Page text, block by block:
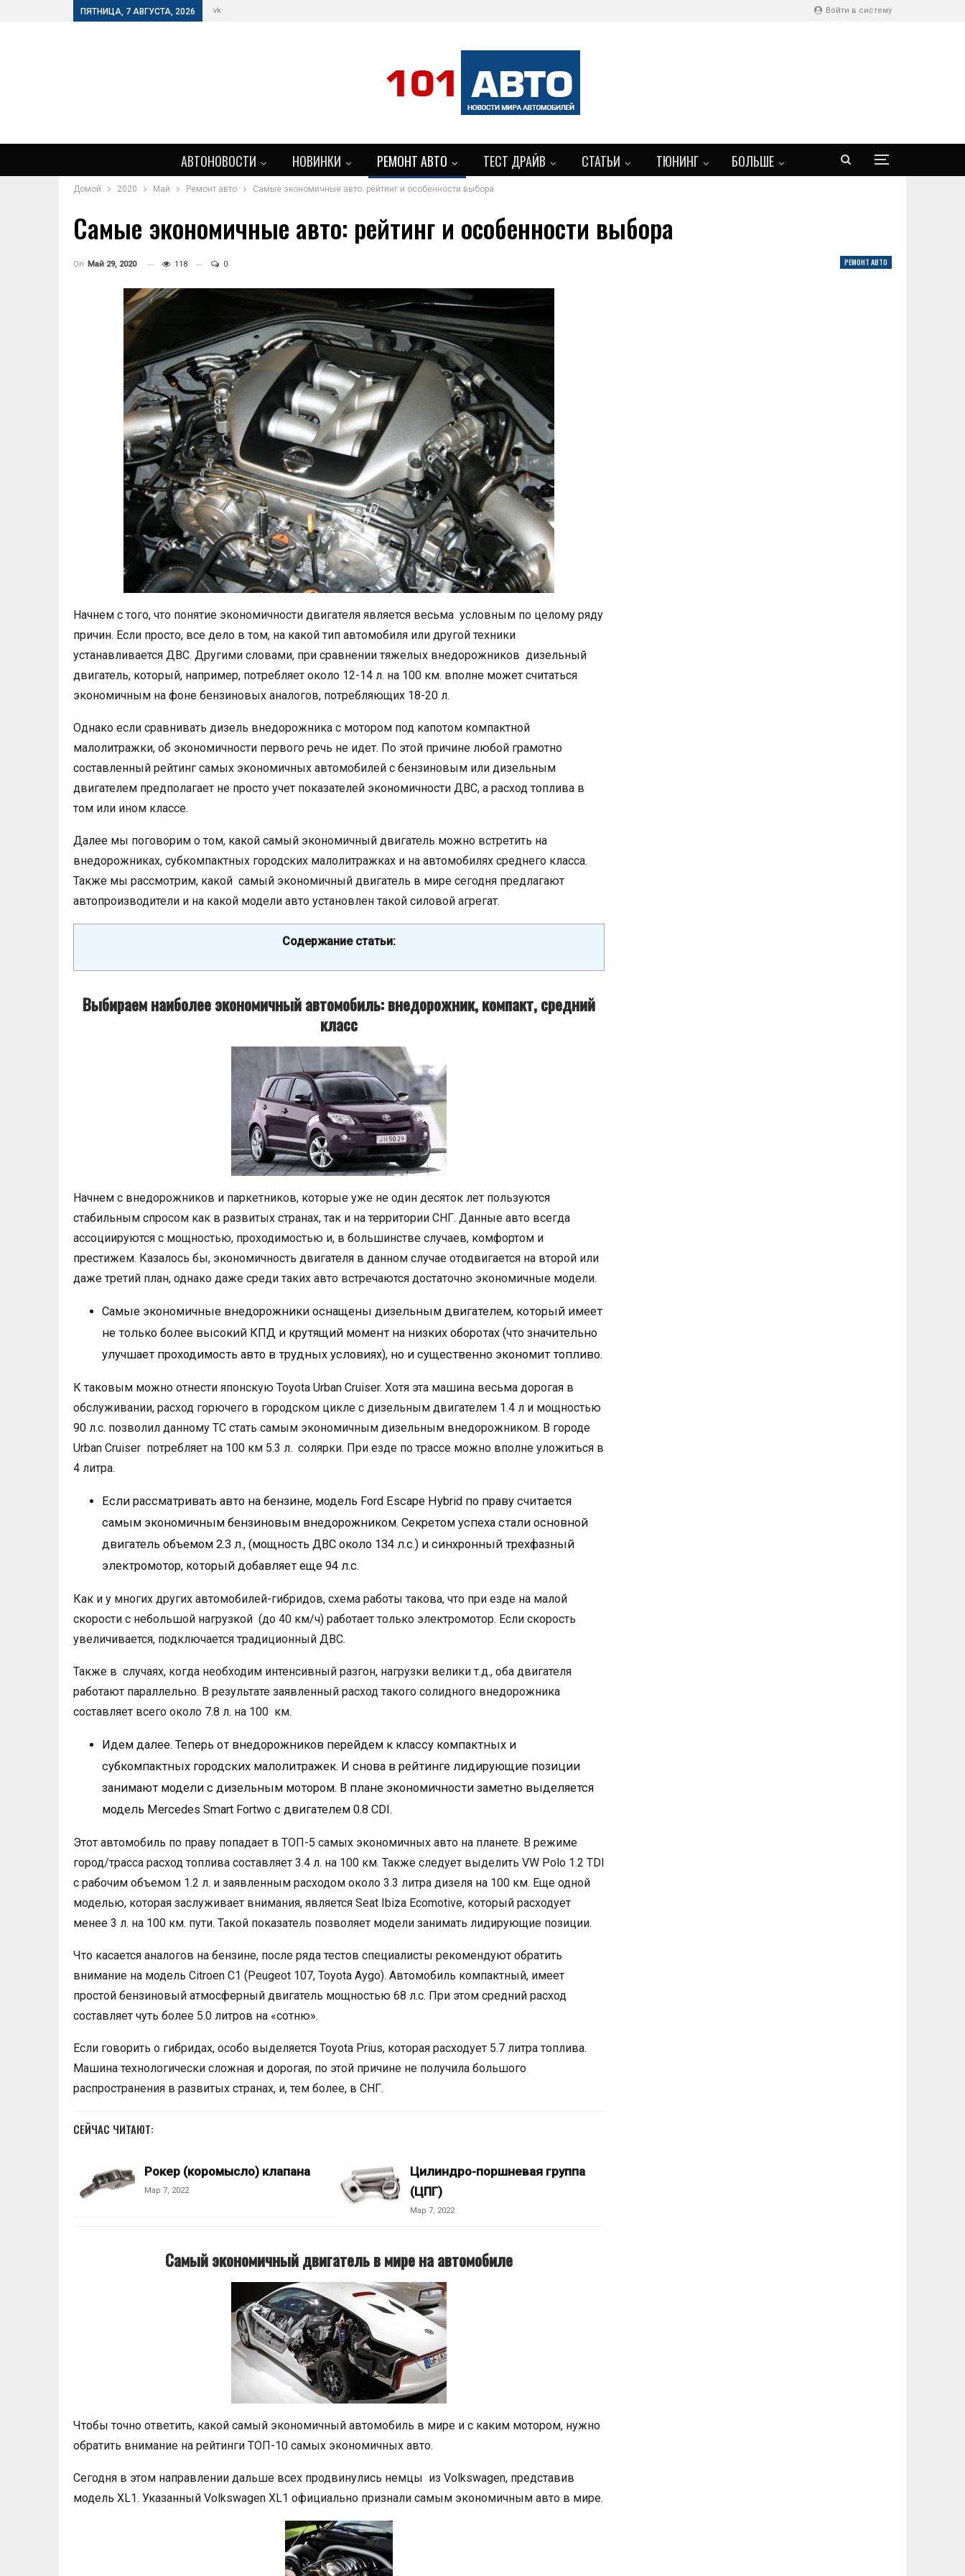
Войти в систему
ПЯТНИЦА, 7 АВГУСТА, 2026 vk
АВТОНОВОСТИ НОВИНКИ РЕМОНТ АВТО ТЕСТ ДРАЙВ СТАТЬИ ТЮНИНГ БОЛЬШЕ
Домой 2020 Май Ремонт авто Самые экономичные авто: рейтинг и особенности выбора
Самые экономичные авто: рейтинг и особенности выбора
РЕМОНТ АВТО
On Май 29, 2020 118 0
Начнем с того, что понятие экономичности двигателя является весьма условным по целому ряду
причин. Если просто, все дело в том, на какой тип автомобиля или другой техники
устанавливается ДВС. Другими словами, при сравнении тяжелых внедорожников дизельный
двигатель, который, например, потребляет около 12-14 л. на 100 км. вполне может считаться
экономичным на фоне бензиновых аналогов, потребляющих 18-20 л.
Однако если сравнивать дизель внедорожника с мотором под капотом компактной
малолитражки, об экономичности первого речь не идет. По этой причине любой грамотно
составленный рейтинг самых экономичных автомобилей с бензиновым или дизельным
двигателем предполагает не просто учет показателей экономичности ДВС, а расход топлива в
том или ином классе.
Далее мы поговорим о том, какой самый экономичный двигатель можно встретить на
внедорожниках, субкомпактных городских малолитражках и на автомобилях среднего класса.
Также мы рассмотрим, какой самый экономичный двигатель в мире сегодня предлагают
автопроизводители и на какой модели авто установлен такой силовой агрегат.
Содержание статьи:
Выбираем наиболее экономичный автомобиль: внедорожник, компакт, средний
класс
Начнем с внедорожников и паркетников, которые уже не один десяток лет пользуются
стабильным спросом как в развитых странах, так и на территории СНГ. Данные авто всегда
ассоциируются с мощностью, проходимостью и, в большинстве случаев, комфортом и
престижем. Казалось бы, экономичность двигателя в данном случае отодвигается на второй или
даже третий план, однако даже среди таких авто встречаются достаточно экономичные модели.
Самые экономичные внедорожники оснащены дизельным двигателем, который имеет
не только более высокий КПД и крутящий момент на низких оборотах (что значительно
улучшает проходимость авто в трудных условиях), но и существенно экономит топливо.
К таковым можно отнести японскую Toyota Urban Cruiser. Хотя эта машина весьма дорогая в
обслуживании, расход горючего в городском цикле с дизельным двигателем 1.4 л и мощностью
90 л.с. позволил данному ТС стать самым экономичным дизельным внедорожником. В городе
Urban Cruiser потребляет на 100 км 5.3 л. солярки. При езде по трассе можно вполне уложиться в
4 литра.
Если рассматривать авто на бензине, модель Ford Escape Hybrid по праву считается
самым экономичным бензиновым внедорожником. Секретом успеха стали основной
двигатель объемом 2.3 л., (мощность ДВС около 134 л.с.) и синхронный трехфазный
электромотор, который добавляет еще 94 л.с.
Как и у многих других автомобилей-гибридов, схема работы такова, что при езде на малой
скорости с небольшой нагрузкой (до 40 км/ч) работает только электромотор. Если скорость
увеличивается, подключается традиционный ДВС.
Также в случаях, когда необходим интенсивный разгон, нагрузки велики т.д., оба двигателя
работают параллельно. В результате заявленный расход такого солидного внедорожника
составляет всего около 7.8 л. на 100 км.
Идем далее. Теперь от внедорожников перейдем к классу компактных и
субкомпактных городских малолитражек. И снова в рейтинге лидирующие позиции
занимают модели с дизельным мотором. В плане экономичности заметно выделяется
модель Mercedes Smart Fortwo с двигателем 0.8 CDI.
Этот автомобиль по праву попадает в ТОП-5 самых экономичных авто на планете. В режиме
город/трасса расход топлива составляет 3.4 л. на 100 км. Также следует выделить VW Polo 1.2 TDI
с рабочим объемом 1.2 л. и заявленным расходом около 3.3 литра дизеля на 100 км. Еще одной
моделью, которая заслуживает внимания, является Seat Ibiza Ecоmotive, который расходует
менее 3 л. на 100 км. пути. Такой показатель позволяет модели занимать лидирующие позиции.
Что касается аналогов на бензине, после ряда тестов специалисты рекомендуют обратить
внимание на модель Citroen С1 (Peugeot 107, Toyota Aygo). Автомобиль компактный, имеет
простой бензиновый атмосферный двигатель мощностью 68 л.с. При этом средний расход
составляет чуть более 5.0 литров на «сотню».
Если говорить о гибридах, особо выделяется Toyota Prius, которая расходует 5.7 литра топлива.
Машина технологически сложная и дорогая, по этой причине не получила большого
распространения в развитых странах, и, тем более, в СНГ.
СЕЙЧАС ЧИТАЮТ:
Рокер (коромысло) клапана
Мар 7, 2022
Цилиндро-поршневая группа
(ЦПГ)
Мар 7, 2022
Самый экономичный двигатель в мире на автомобиле
Чтобы точно ответить, какой самый экономичный автомобиль в мире и с каким мотором, нужно
обратить внимание на рейтинги ТОП-10 самых экономичных авто.
Сегодня в этом направлении дальше всех продвинулись немцы из Volkswagen, представив
модель XL1. Указанный Volkswagen XL1 официально признали самым экономичным авто в мире.